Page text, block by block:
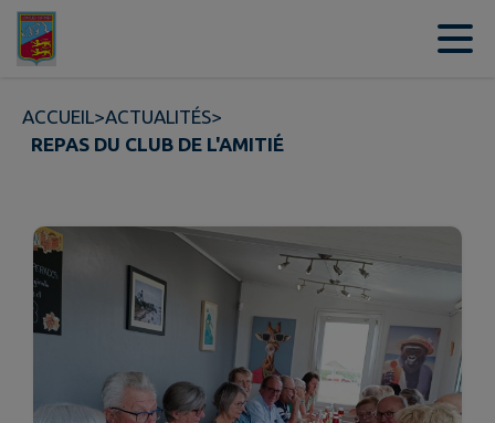
Contenu
ACCUEIL>ACTUALITÉS>
REPAS DU CLUB DE L'AMITIÉ